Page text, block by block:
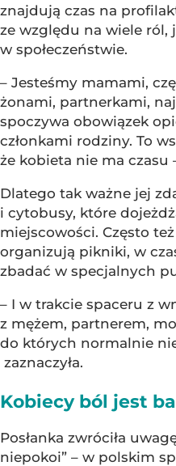
znajdują czas na
ze względu na wiele ról,
w społeczeństwie.
– Jesteśmy mamami,
żonami, partnerkami,
spoczywa obowiązek
członkami rodziny. To
że kobieta nie ma czasu
Dlatego tak ważne jej
i cytobusy, które
miejscowości. Często
organizują pikniki, w
zbadać w specjalnych
– I w trakcie spaceru z
z mężem, partnerem,
do których normalnie
zaznaczyła.
Kobiecy ból jest
Posłanka zwróciła
niepokoi” – w polskim